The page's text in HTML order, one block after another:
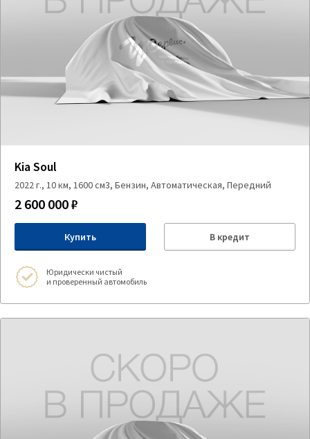
Kia Soul
2022 г., 10 км, 1600 см3, Бензин, Автоматическая, Передний
2 600 000 ₽
Купить В кредит
Юридически чистый
и проверенный автомобиль